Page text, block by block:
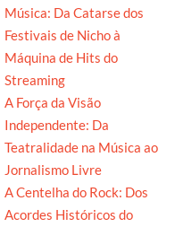
Música: Da Catarse dos
Festivais de Nicho à
Máquina de Hits do
Streaming
A Força da Visão
Independente: Da
Teatralidade na Música ao
Jornalismo Livre
A Centelha do Rock: Dos
Acordes Históricos do